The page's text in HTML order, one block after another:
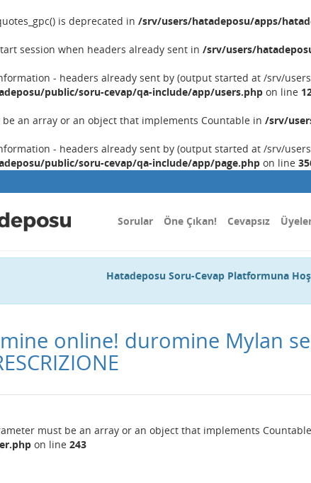
is deprecated in /srv/users/hatadeposu/apps/
session when headers already sent in /srv/users/
- headers already sent by (output started at /srv/
public/soru-cevap/qa-include/app/users.php on line
be an array or an object that implements Countable in /srv/
- headers already sent by (output started at /srv/
public/soru-cevap/qa-include/app/page.php on line
Sorular Öne Çıkan! Cevapsız
Hatadeposu Soru-Cevap Platformuna
online! duromine Mylan
must be an array or an object that implements
on line 243